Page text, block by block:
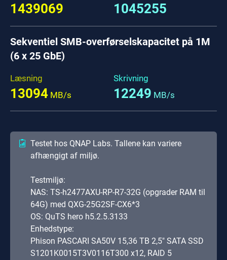
1439069 1045255
Sekventiel SMB-overførselskapacitet på 1M
(6 x 25 GbE)
Læsning
13094 MB/s
Skrivning
12249 MB/s
Testet hos QNAP Labs. Tallene kan variere
afhængigt af miljø.
Testmiljø:
NAS: TS-h2477AXU-RP-R7-32G (opgrader RAM til
64G) med QXG-25G2SF-CX6*3
OS: QuTS hero h5.2.5.3133
Enhedstype:
Phison PASCARI SA50V 15,36 TB 2,5" SATA SSD
S1201K0015T3V0116T300 x12, RAID 5